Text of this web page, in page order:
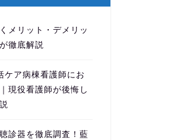
メリット・デメリッ
徹底解説
ケア病棟看護師にお
現役看護師が後悔し
診器を徹底調査！藍